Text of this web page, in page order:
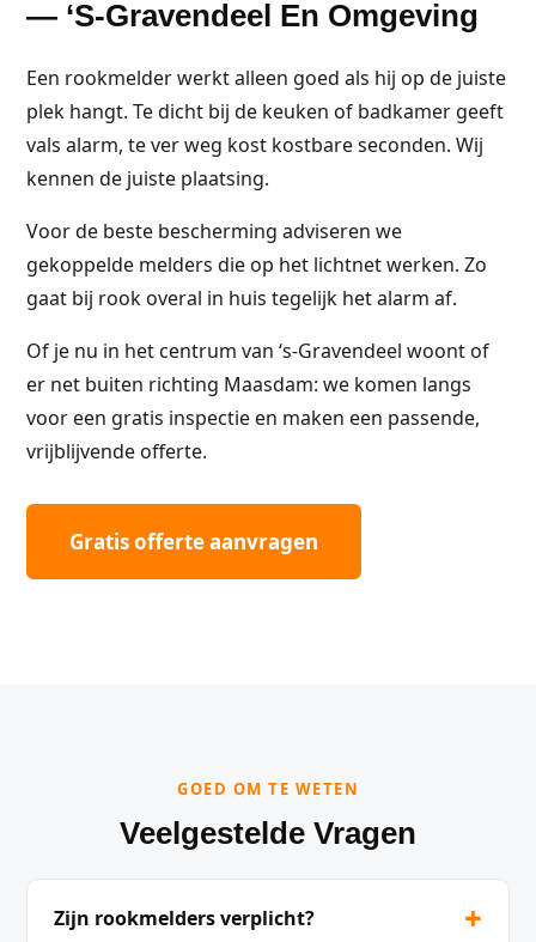
— ‘s-Gravendeel En Omgeving
Een rookmelder werkt alleen goed als hij op de juiste
plek hangt. Te dicht bij de keuken of badkamer geeft
vals alarm, te ver weg kost kostbare seconden. Wij
kennen de juiste plaatsing.
Voor de beste bescherming adviseren we
gekoppelde melders die op het lichtnet werken. Zo
gaat bij rook overal in huis tegelijk het alarm af.
Of je nu in het centrum van ‘s-Gravendeel woont of
er net buiten richting Maasdam: we komen langs
voor een gratis inspectie en maken een passende,
vrijblijvende offerte.
Gratis offerte aanvragen
GOED OM TE WETEN
Veelgestelde Vragen
Zijn rookmelders verplicht? +